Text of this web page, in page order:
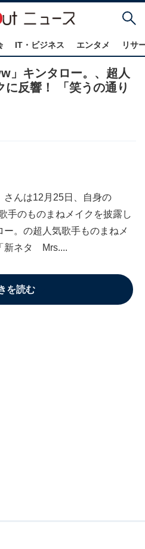
IT・ビジネス エンタメ リサ
」キンタロー。、超人
反響！ 「笑うの通り
さんは12月25日、自身の
手のものまねメイクを披露し
。の超人気歌手ものまねメ
新ネタ Mrs....
を読む